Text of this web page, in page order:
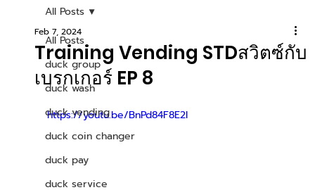
All Posts
duck group
duck wash
duck vending
duck coin changer
duck pay
duck service
All Posts
Training Vending STDสวิตซ์กับ
เบรกเกอร์ EP 8
Feb 7, 2024
https://youtu.be/BnPd84F8E2I